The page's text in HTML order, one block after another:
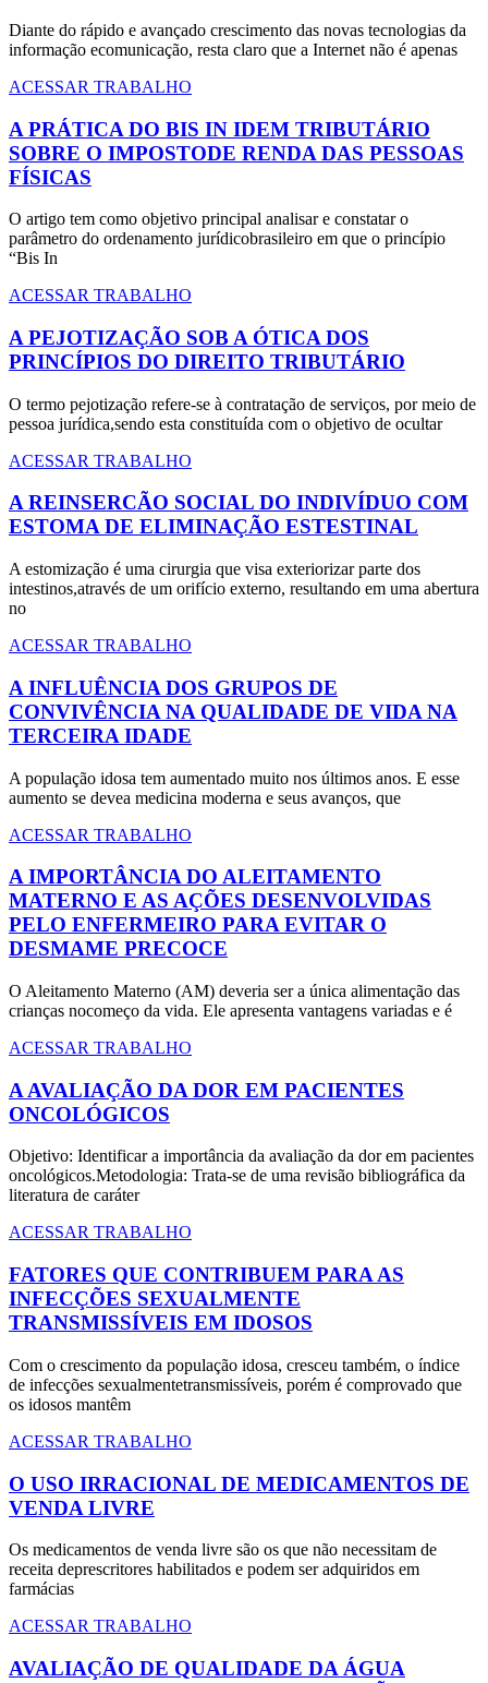
Diante do rápido e avançado crescimento das novas tecnologias da
informação ecomunicação, resta claro que a Internet não é apenas
ACESSAR TRABALHO
A PRÁTICA DO BIS IN IDEM TRIBUTÁRIO
SOBRE O IMPOSTODE RENDA DAS PESSOAS
FÍSICAS
O artigo tem como objetivo principal analisar e constatar o
parâmetro do ordenamento jurídicobrasileiro em que o princípio
“Bis In
ACESSAR TRABALHO
A PEJOTIZAÇÃO SOB A ÓTICA DOS
PRINCÍPIOS DO DIREITO TRIBUTÁRIO
O termo pejotização refere-se à contratação de serviços, por meio de
pessoa jurídica,sendo esta constituída com o objetivo de ocultar
ACESSAR TRABALHO
A REINSERCÃO SOCIAL DO INDIVÍDUO COM
ESTOMA DE ELIMINAÇÃO ESTESTINAL
A estomização é uma cirurgia que visa exteriorizar parte dos
intestinos,através de um orifício externo, resultando em uma abertura
no
ACESSAR TRABALHO
A INFLUÊNCIA DOS GRUPOS DE
CONVIVÊNCIA NA QUALIDADE DE VIDA NA
TERCEIRA IDADE
A população idosa tem aumentado muito nos últimos anos. E esse
aumento se devea medicina moderna e seus avanços, que
ACESSAR TRABALHO
A IMPORTÂNCIA DO ALEITAMENTO
MATERNO E AS AÇÕES DESENVOLVIDAS
PELO ENFERMEIRO PARA EVITAR O
DESMAME PRECOCE
O Aleitamento Materno (AM) deveria ser a única alimentação das
crianças nocomeço da vida. Ele apresenta vantagens variadas e é
ACESSAR TRABALHO
A AVALIAÇÃO DA DOR EM PACIENTES
ONCOLÓGICOS
Objetivo: Identificar a importância da avaliação da dor em pacientes
oncológicos.Metodologia: Trata-se de uma revisão bibliográfica da
literatura de caráter
ACESSAR TRABALHO
FATORES QUE CONTRIBUEM PARA AS
INFECÇÕES SEXUALMENTE
TRANSMISSÍVEIS EM IDOSOS
Com o crescimento da população idosa, cresceu também, o índice
de infecções sexualmentetransmissíveis, porém é comprovado que
os idosos mantêm
ACESSAR TRABALHO
O USO IRRACIONAL DE MEDICAMENTOS DE
VENDA LIVRE
Os medicamentos de venda livre são os que não necessitam de
receita deprescritores habilitados e podem ser adquiridos em
farmácias
ACESSAR TRABALHO
AVALIAÇÃO DE QUALIDADE DA ÁGUA